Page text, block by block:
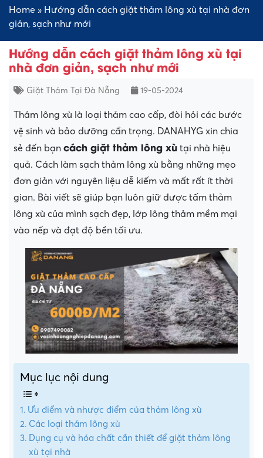
Home » Hướng dẫn cách giặt thảm lông xù tại nhà đơn
giản, sạch như mới
Hướng dẫn cách giặt thảm lông xù tại
nhà đơn giản, sạch như mới
Giặt Thảm Tại Đà Nẵng 19-05-2024
Thảm lông xù là loại thảm cao cấp, đòi hỏi các bước
vệ sinh và bảo dưỡng cẩn trọng. DANAHYG xin chia
sẻ đến bạn cách giặt thảm lông xù tại nhà hiệu
quả. Cách làm sạch thảm lông xù bằng những mẹo
đơn giản với nguyên liệu dễ kiếm và mất rất ít thời
gian. Bài viết sẽ giúp bạn luôn giữ được tấm thảm
lông xù của mình sạch đẹp, lớp lông thảm mềm mại
vào nếp và đạt độ bền tối ưu.
Mục lục nội dung
Ưu điểm và nhược điểm của thảm lông xù
Các loại thảm lông xù
Dụng cụ và hóa chất cần thiết để giặt thảm lông
xù tại nhà